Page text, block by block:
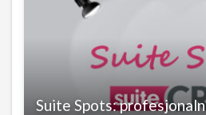
Suite Spots: